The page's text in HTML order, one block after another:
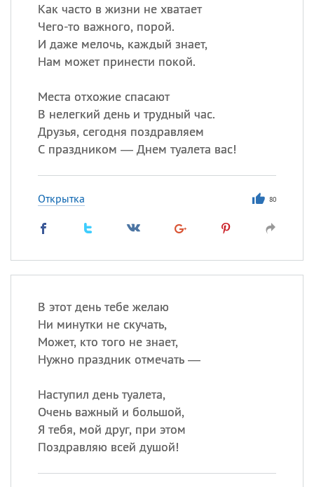
Как часто в жизни не хватает
Чего-то важного, порой.
И даже мелочь, каждый знает,
Нам может принести покой.
Места отхожие спасают
В нелегкий день и трудный час.
Друзья, сегодня поздравляем
С праздником — Днем туалета вас!
Открытка 80
В этот день тебе желаю
Ни минутки не скучать,
Может, кто того не знает,
Нужно праздник отмечать —
Наступил день туалета,
Очень важный и большой,
Я тебя, мой друг, при этом
Поздравляю всей душой!